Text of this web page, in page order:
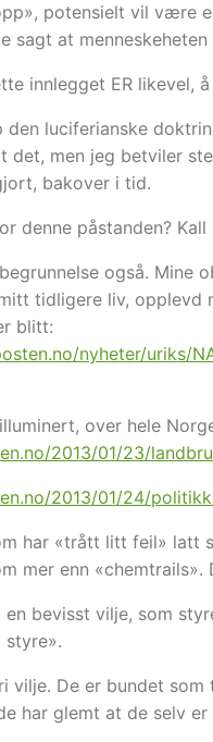
potensielt vil være
sagt at
innlegget ER likevel,
den luciferianske
det, men jeg betviler
bakover i tid.
denne påstanden?
også. Mine
tidligere liv,
blitt:
nyheter/uriks/
over hele
2013/01/23/
2013/01/24/
har «trått litt feil» latt
mer enn
bevisst vilje, som
styre».
vilje. De er bundet
har glemt at de selv